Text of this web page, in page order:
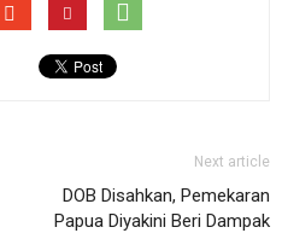
Next article
DOB Disahkan, Pemekaran
Papua Diyakini Beri Dampak